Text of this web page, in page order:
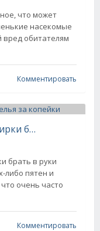
что может
насекомые
обитателям
Комментировать
Эффективное средство для стирки белья за копейки
брать в руки
либо пятен и
очень часто
Комментировать